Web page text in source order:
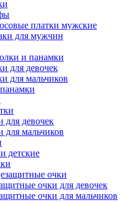
платки мужские
для мужчин
и панамки
для девочек
для мальчиков
для девочек
для мальчиков
детские
очки
очки для девочек
очки для мальчиков